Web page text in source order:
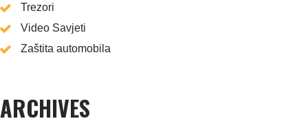
Trezori
Video Savjeti
Zaštita automobila
ARCHIVES